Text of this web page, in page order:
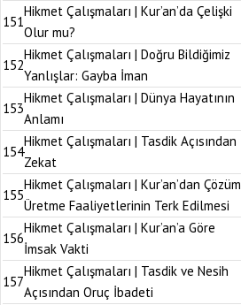
151
Hikmet Çalışmaları | Kur’an’da Çelişki
Olur mu?
152
Hikmet Çalışmaları | Doğru Bildiğimiz
Yanlışlar: Gayba İman
153
Hikmet Çalışmaları | Dünya Hayatının
Anlamı
154
Hikmet Çalışmaları | Tasdik Açısından
Zekat
155
Hikmet Çalışmaları | Kur’an’dan Çözüm
Üretme Faaliyetlerinin Terk Edilmesi
156
Hikmet Çalışmaları | Kur’an’a Göre
İmsak Vakti
157
Hikmet Çalışmaları | Tasdik ve Nesih
Açısından Oruç İbadeti